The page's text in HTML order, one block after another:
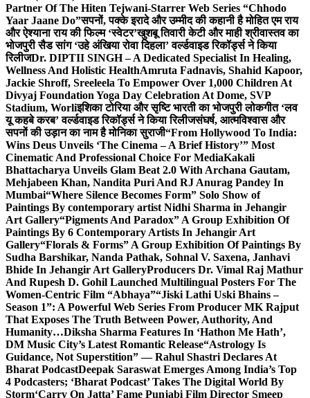
Partner Of The Hiten Tejwani-Starrer Web Series “Chhodo
Yaar Jaane Do”सपनों, पक्के इरादे और उम्मीद की कहानी है मोहित एम राय
और ऐश्याना राय की फिल्म ‘स्वेटर’खुशबू तिवारी केटी और माही श्रीवास्तव का
भोजपुरी सैड सांग ‘उहे अंखिया रोवा दिहला’ वर्ल्डवाइड रिकॉर्ड्स ने किया
रिलीजDr. DIPTII SINGH – A Dedicated Specialist In Healing,
Wellness And Holistic HealthAmruta Fadnavis, Shahid Kapoor,
Jackie Shroff, Sreeleela To Empower Over 1,000 Children At
Divyaj Foundation Yoga Day Celebration At Dome, SVP
Stadium, Worliइशिका टोरिया और सृष्टि भारती का भोजपुरी लोकगीत ‘लव
यू कहबे करब’ वर्ल्डवाइड रिकॉर्ड्स ने किया रिलीजसंघर्ष, आत्मविश्वास और
सपनों की उड़ान का नाम है मोनिका सुराजी“From Hollywood To India:
Wins Deus Unveils ‘The Cinema – A Brief History’” Most
Cinematic And Professional Choice For MediaKakali
Bhattacharya Unveils Glam Beat 2.0 With Archana Gautam,
Mehjabeen Khan, Nandita Puri And RJ Anurag Pandey In
Mumbai“Where Silence Becomes Form” Solo Show of
Paintings By contemporary artist Nidhi Sharma in Jehangir
Art Gallery“Pigments And Paradox” A Group Exhibition Of
Paintings By 6 Contemporary Artists In Jehangir Art
Gallery“Florals & Forms” A Group Exhibition Of Paintings By
Sudha Barshikar, Nanda Pathak, Sohnal V. Saxena, Janhavi
Bhide In Jehangir Art GalleryProducers Dr. Vimal Raj Mathur
And Rupesh D. Gohil Launched Multilingual Posters For The
Women-Centric Film “Abhaya”“Jiski Lathi Uski Bhains –
Season 1”: A Powerful Web Series From Producer MK Rajput
That Exposes The Truth Between Power, Authority, And
Humanity…Diksha Sharma Features In ‘Hathon Me Hath’,
DM Music City’s Latest Romantic Release“Astrology Is
Guidance, Not Superstition” — Rahul Shastri Declares At
Bharat PodcastDeepak Saraswat Emerges Among India’s Top
4 Podcasters; ‘Bharat Podcast’ Takes The Digital World By
Storm‘Carry On Jatta’ Fame Punjabi Film Director Smeep